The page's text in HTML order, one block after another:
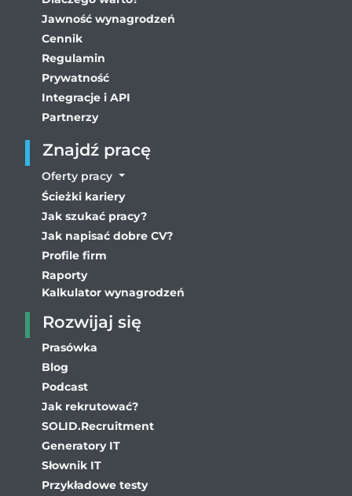
Jawność wynagrodzeń
Cennik
Regulamin
Prywatność
Integracje i API
Partnerzy
Znajdź pracę
Oferty pracy
Ścieżki kariery
Jak szukać pracy?
Jak napisać dobre CV?
Profile firm
Raporty
Kalkulator wynagrodzeń
Rozwijaj się
Prasówka
Blog
Podcast
Jak rekrutować?
SOLID.Recruitment
Generatory IT
Słownik IT
Przykładowe testy